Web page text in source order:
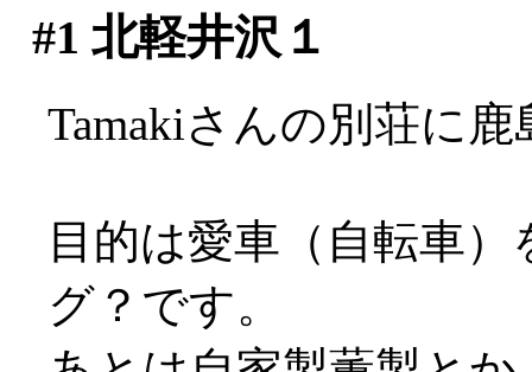
#1 北軽井沢１
Tamakiさんの別荘に
目的は愛車（自転車
グ？です。